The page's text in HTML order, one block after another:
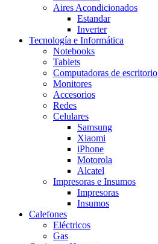
Aires Acondicionados
Estandar
Inverter
Tecnología e Informática
Notebooks
Tablets
Computadoras de escritorio
Monitores
Accesorios
Redes
Celulares
Samsung
Xiaomi
iPhone
Motorola
Alcatel
Impresoras e Insumos
Impresoras
Insumos
Calefones
Eléctricos
Gas